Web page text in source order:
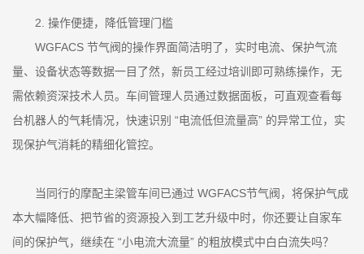
2. 操作便捷，降低管理门槛
WGFACS 节气阀的操作界面简洁明了，实时电流、保护气流
量、设备状态等数据一目了然，新员工经过培训即可熟练操作，无
需依赖资深技术人员。车间管理人员通过数据面板，可直观查看每
台机器人的气耗情况，快速识别 “电流低但流量高” 的异常工位，实
现保护气消耗的精细化管控。
当同行的摩配主梁管车间已通过 WGFACS节气阀，将保护气成
本大幅降低、把节省的资源投入到工艺升级中时，你还要让自家车
间的保护气，继续在 “小电流大流量” 的粗放模式中白白流失吗？